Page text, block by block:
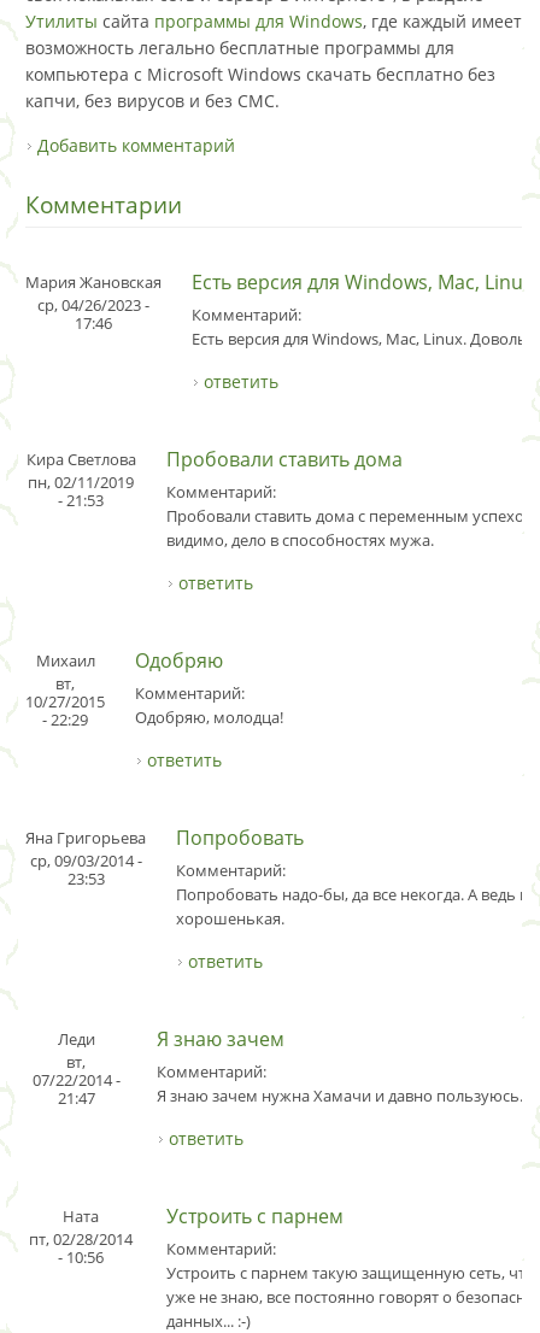
Утилиты сайта программы для Windows, где каждый имеет
возможность легально бесплатные программы для
компьютера с Microsoft Windows скачать бесплатно без
капчи, без вирусов и без СМС.
Добавить комментарий
Комментарии
Мария Жановская
ср, 04/26/2023 -
17:46
Есть версия для Windows, Mac, Linux
Комментарий:
Есть версия для Windows, Mac, Linux.
ответить
Кира Светлова
пн, 02/11/2019
- 21:53
Пробовали ставить дома
Комментарий:
Пробовали ставить дома с переменным
видимо, дело в способностях мужа.
ответить
Михаил
вт,
10/27/2015
- 22:29
Одобряю
Комментарий:
Одобряю, молодца!
ответить
Яна Григорьева
ср, 09/03/2014 -
23:53
Попробовать
Комментарий:
Попробовать надо-бы, да все некогда. А ведь
хорошенькая.
ответить
Леди
вт,
07/22/2014 -
21:47
Я знаю зачем
Комментарий:
Я знаю зачем нужна Хамачи и давно пользуюсь.
ответить
Ната
пт, 02/28/2014
- 10:56
Устроить с парнем
Комментарий:
Устроить с парнем такую защищенную сеть, что-
уже не знаю, все постоянно говорят о
данных... :-)